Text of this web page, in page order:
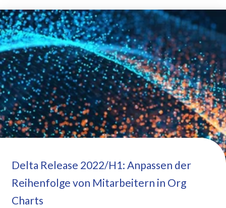
Delta Release 2022/H1: Anpassen der
Reihenfolge von Mitarbeitern in Org
Charts